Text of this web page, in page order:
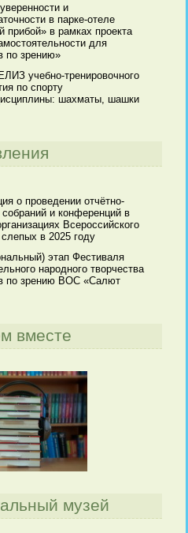
и
в парке-отеле
прибой» в рамках проекта
для
по зрению»
учебно-тренировочного
по спорту
шахматы, шашки
о проведении отчётно-
и конференций в
Всероссийского
в 2025 году
этап Фестиваля
народного творчества
по зрению ВОС «Салют
вместе
музей